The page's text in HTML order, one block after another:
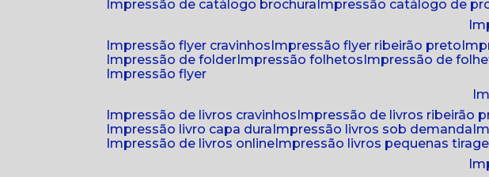
impressão de catálogo brochura impressão catálogo de
impressão flyer cravinhos impressão flyer ribeirão preto
impressão de folder impressão folhetos impressão de
impressão flyer
impressão de livros cravinhos impressão de livros ribeirão
impressão livro capa dura impressão livros sob demanda
impressão de livros online impressão livros pequenas